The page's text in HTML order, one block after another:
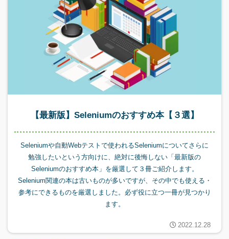
【最新版】Seleniumのおすすめ本【３選】
Seleniumや自動Webテストで使われるSeleniumについてさらに
勉強したいという方向けに、絶対に後悔しない「最新版の
Seleniumのおすすめ本」を厳選して３冊ご紹介します。
Selenium関連の本は古いものが多いですが、その中でも使える・
参考にできるものを厳選しました。必ず役に立つ一冊が見つかり
ます。
2022.12.28